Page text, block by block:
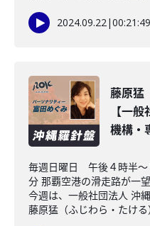
2024.09.22|00:21:49
藤原猛
【一
機構・
毎週日曜日 午後４時半
分 那覇空港の滑走路が一
今週は、一般社団法人 沖
藤原猛（ふじわら・たける